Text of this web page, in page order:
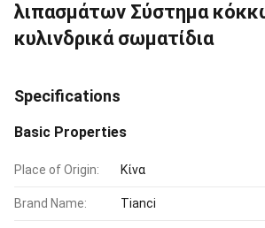
λιπασμάτων Σύστημα
κυλινδρικά σωματίδια
Specifications
Basic Properties
Place of Origin: Κίνα
Brand Name: Tianci